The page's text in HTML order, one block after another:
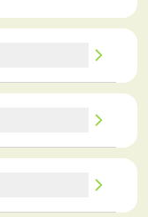
prioriza
pontos fortes,
que
generoso, sem